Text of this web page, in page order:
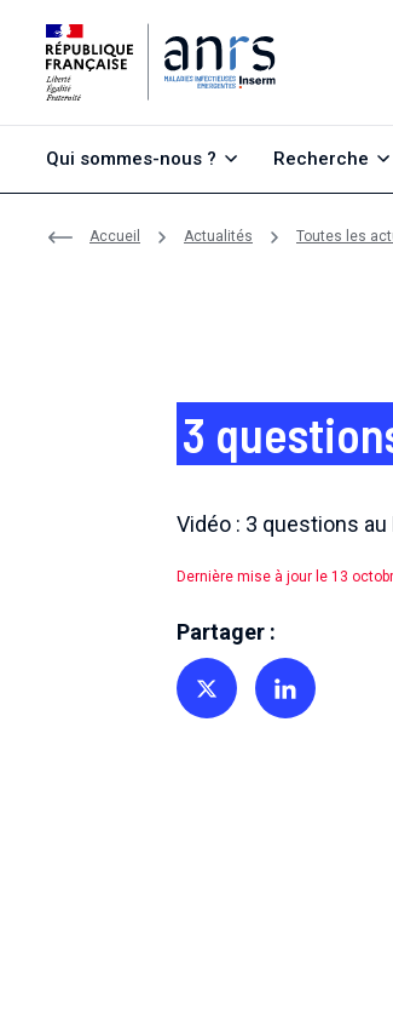
Qui sommes-nous ? Recherche
Accueil Actualités Toutes les
3
Vidéo : 3 questions au
Dernière mise à jour le 13
Partager :
Partager sur TwitterPartager sur